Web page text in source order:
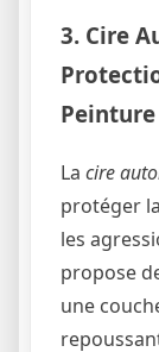
3. Cire
Peinture
La cire
protéger
les
propose
une